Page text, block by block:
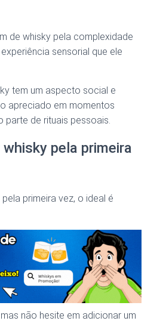
de whisky pela complexidade
sensorial que ele
tem um aspecto social e
apreciado em momentos
parte de rituais pessoais.
pela primeira
primeira vez, o ideal é
não hesite em adicionar um